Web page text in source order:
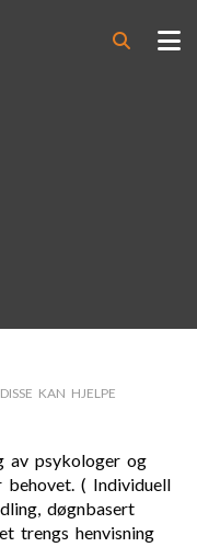
DISSE KAN HJELPE
av psykologer og
behovet. ( Individuell
døgnbasert
trengs henvisning